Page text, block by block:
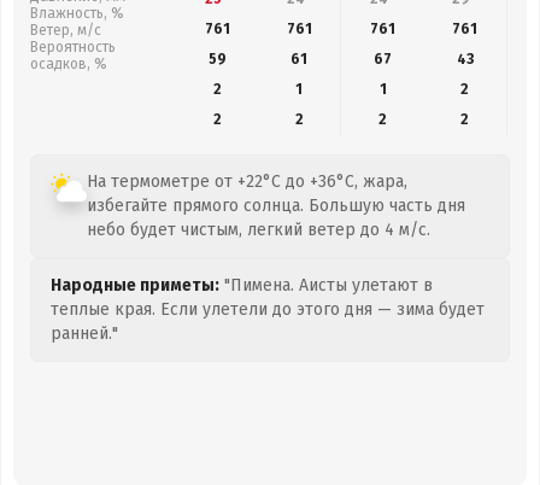
Влажность, %
Ветер, м/с
Вероятность
осадков, %
761
761 761 761
59
61 67 43
2
1 1
2
2
2 2 2
На термометре от +22°C до +36°C, жара,
избегайте прямого солнца. Большую часть дня
небо будет чистым, легкий ветер до 4 м/с.
Народные приметы: "Пимена. Аисты улетают в
теплые края. Если улетели до этого дня — зима будет
ранней."